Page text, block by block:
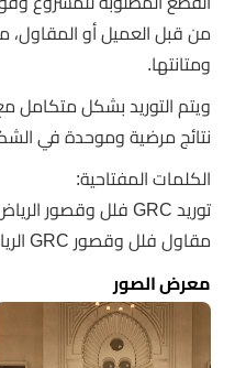
من قبل العميل أو المقاول،
ومتانتها.
ويتم التوريد بشكل متكامل
نتائج مرضية وموحدة في
الكلمات المفتاحية:
مقاول فلل وقصور GRC الرياض, تركيب GRC قصور الرياض
معرض الصور